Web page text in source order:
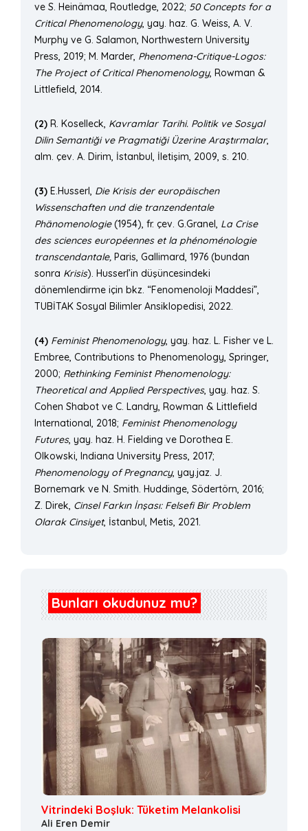
ve S. Heinämaa, Routledge, 2022; 50 Concepts for a
Critical Phenomenology, yay. haz. G. Weiss, A. V.
Murphy ve G. Salamon, Northwestern University
Press, 2019; M. Marder, Phenomena-Critique-Logos:
The Project of Critical Phenomenology, Rowman &
Littlefield, 2014.
(2) R. Koselleck, Kavramlar Tarihi. Politik ve Sosyal
Dilin Semantiği ve Pragmatiği Üzerine Araştırmalar,
alm. çev. A. Dirim, İstanbul, İletişim, 2009, s. 210.
(3) E.Husserl, Die Krisis der europäischen
Wissenschaften und die tranzendentale
Phänomenologie(1954), fr. çev. G.Granel, La Crise
des sciences européennes et la phénoménologie
transcendantale, Paris, Gallimard, 1976 (bundan
sonra Krisis). Husserl’in düşüncesindeki
dönemlendirme için bkz. “Fenomenoloji Maddesi”,
TUBİTAK Sosyal Bilimler Ansiklopedisi, 2022.
(4) Feminist Phenomenology, yay. haz. L. Fisher ve L.
Embree, Contributions to Phenomenology, Springer,
2000; Rethinking Feminist Phenomenology:
Theoretical and Applied Perspectives, yay. haz. S.
Cohen Shabot ve C. Landry, Rowman & Littlefield
International, 2018; Feminist Phenomenology
Futures, yay. haz. H. Fielding ve Dorothea E.
Olkowski, Indiana University Press, 2017;
Phenomenology of Pregnancy, yay.jaz. J.
Bornemark ve N. Smith. Huddinge, Södertörn, 2016;
Z. Direk, Cinsel Farkın İnşası: Felsefi Bir Problem
Olarak Cinsiyet, İstanbul, Metis, 2021.
Bunları okudunuz mu?
Vitrindeki Boşluk: Tüketim Melankolisi
Ali Eren Demir